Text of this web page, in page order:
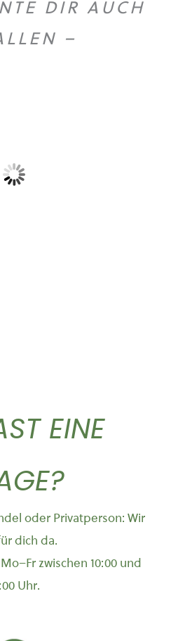
DIR AUCH
–
EINE
oder Privatperson: Wir
dich da.
zwischen 10:00 und
Uhr.